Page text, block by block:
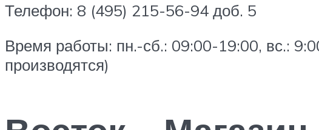
Телефон: 8 (495) 215-56-94 доб. 5
Время работы: пн.-сб.: 09:00-19:00, вс.:
производятся)